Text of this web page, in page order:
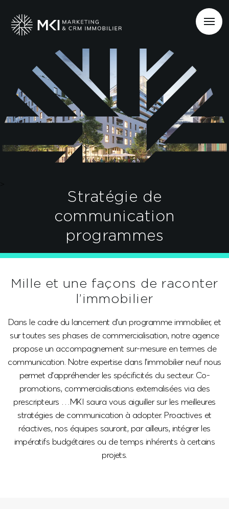
Stratégie de
communication
programmes
Mille et une façons de raconter
l’immobilier
Dans le cadre du lancement d’un programme immobilier, et
sur toutes ses phases de commercialisation, notre agence
propose un accompagnement sur-mesure en termes de
communication. Notre expertise dans l’immobilier neuf nous
permet d’appréhender les spécificités du secteur. Co-
promotions, commercialisations externalisées via des
prescripteurs …MKI saura vous aiguiller sur les meilleures
stratégies de communication à adopter. Proactives et
réactives, nos équipes sauront, par ailleurs, intégrer les
impératifs budgétaires ou de temps inhérents à certains
projets.